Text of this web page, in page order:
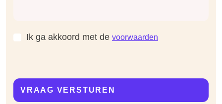
Ik ga akkoord met de voorwaarden